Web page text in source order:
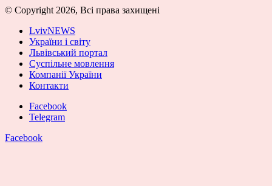
© Copyright 2026, Всі права захищені
LvivNEWS
України і світу
Львівський портал
Суспільне мовлення
Компанії України
Контакти
Facebook
Telegram
Facebook